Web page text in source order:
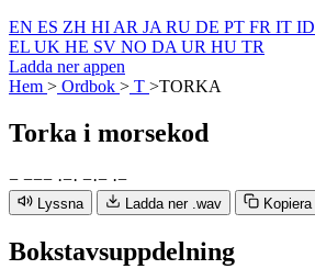
EN ES ZH HI AR JA RU DE PT FR IT ID
EL UK HE SV NO DA UR HU TR
Ladda ner appen
Hem > Ordbok > T >TORKA
Torka i morsekod
− −−− ·−· −·− ·−
Lyssna Ladda ner .wav Kopiera
Bokstavsuppdelning